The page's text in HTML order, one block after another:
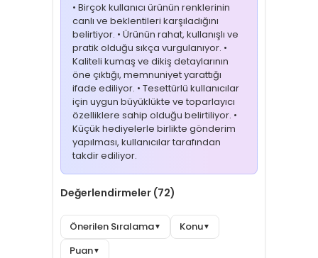
• Birçok kullanıcı ürünün renklerinin
canlı ve beklentileri karşıladığını
belirtiyor. • Ürünün rahat, kullanışlı ve
pratik olduğu sıkça vurgulanıyor. •
Kaliteli kumaş ve dikiş detaylarının
öne çıktığı, memnuniyet yarattığı
ifade ediliyor. • Tesettürlü kullanıcılar
için uygun büyüklükte ve toparlayıcı
özelliklere sahip olduğu belirtiliyor. •
Küçük hediyelerle birlikte gönderim
yapılması, kullanıcılar tarafından
takdir ediliyor.
Değerlendirmeler (72)
Önerilen Sıralama▼ Konu▼
Puan▼